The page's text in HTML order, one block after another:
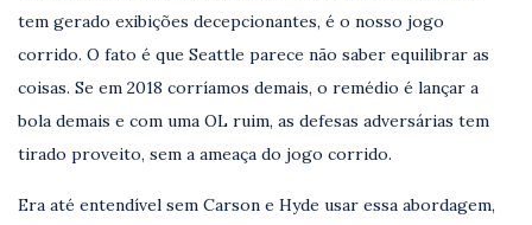
tem gerado exibições decepcionantes, é o nosso jogo
corrido. O fato é que Seattle parece não saber equilibrar as
coisas. Se em 2018 corríamos demais, o remédio é lançar a
bola demais e com uma OL ruim, as defesas adversárias tem
tirado proveito, sem a ameaça do jogo corrido.
Era até entendível sem Carson e Hyde usar essa abordagem,